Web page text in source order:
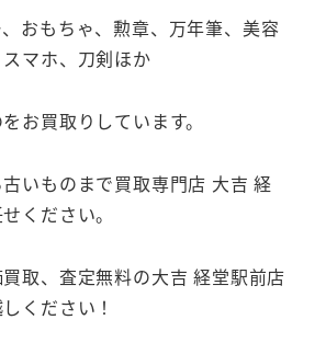
おもちゃ、勲章、万年筆、美容
マホ、刀剣ほか
お買取りしています。
いものまで買取専門店 大吉 経
ください。
取、査定無料の大吉 経堂駅前店
ください！